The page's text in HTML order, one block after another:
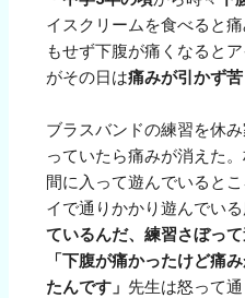
イスクリームを食べると
もせず下腹が痛くなると
がその日は痛みが引かず
ブラスバンドの練習を休
っていたら痛みが消えた
間に入って遊んでいると
イで通りかかり遊んでいる
ているんだ、練習さぼっ
「下腹が痛かったけど痛
たんです」 先生は怒って通